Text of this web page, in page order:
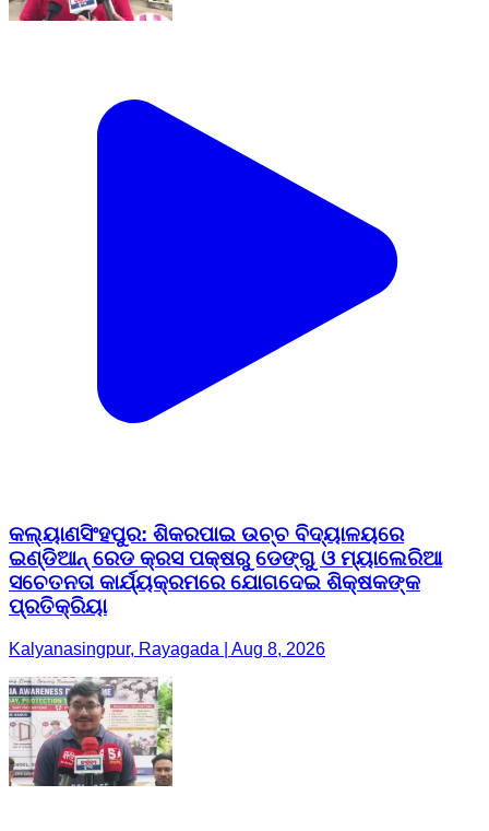
କଲ୍ୟାଣସିଂହପୁର: ଶିକରପାଇ ଉଚ୍ଚ ବିଦ୍ୟାଳୟରେ
ଇଣ୍ଡିଆନ୍ ରେଡ କ୍ରସ ପକ୍ଷରୁ ଡେଙ୍ଗୁ ଓ ମ୍ୟାଲେରିଆ
ସଚେତନତା କାର୍ଯ୍ୟକ୍ରମରେ ଯୋଗଦେଇ ଶିକ୍ଷକଙ୍କ
ପ୍ରତିକ୍ରିୟା
Kalyanasingpur, Rayagada | Aug 8, 2026